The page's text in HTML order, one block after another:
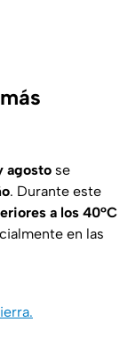
agosto se
. Durante este
a los 40°C
en las